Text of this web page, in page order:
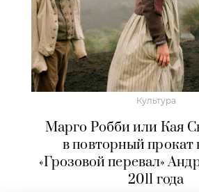
Культура
Марго Робби или Кая
в повторный прокат
«Грозовой перевал»
2011 года